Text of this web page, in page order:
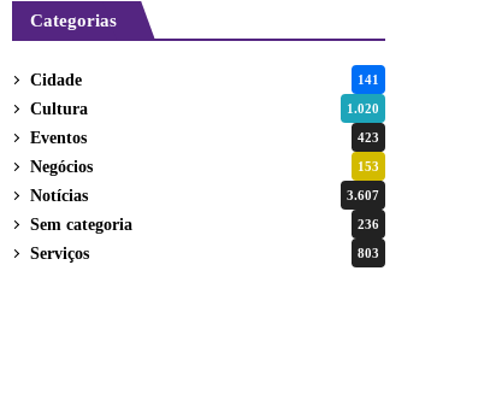
Categorias
Cidade 141
Cultura 1.020
Eventos 423
Negócios 153
Notícias 3.607
Sem categoria 236
Serviços 803